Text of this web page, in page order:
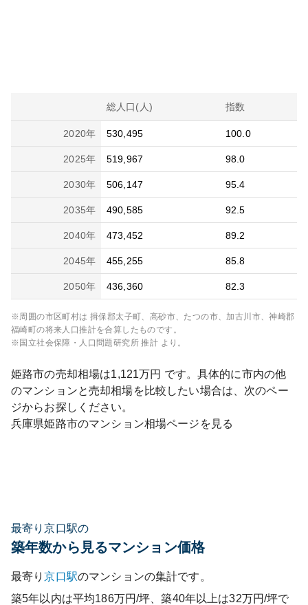
総人口(人) 指数
2020年 530,495 100.0
2025年 519,967 98.0
2030年 506,147 95.4
2035年 490,585 92.5
2040年 473,452 89.2
2045年 455,255 85.8
2050年 436,360 82.3
※周囲の市区町村は 揖保郡太子町、高砂市、たつの市、加古川市、神崎郡
福崎町の将来人口推計を合算したものです。
※国立社会保障・人口問題研究所 推計 より。
姫路市の売却相場は1,121万円 です。具体的に市内の他
のマンションと売却相場を比較したい場合は、次のペー
ジからお探しください。
兵庫県姫路市のマンション相場ページを見る
最寄り京口駅の
築年数から見るマンション価格
最寄り京口駅のマンションの集計です。
築5年以内は平均186万円/坪、築40年以上は32万円/坪で